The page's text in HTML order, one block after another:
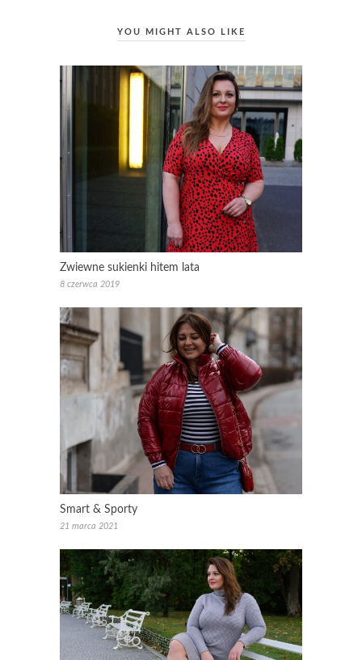
YOU MIGHT ALSO LIKE
Zwiewne sukienki hitem lata
8 czerwca 2019
Smart & Sporty
21 marca 2021